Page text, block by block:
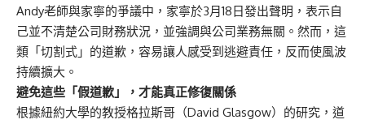
Andy老師與家寧的爭議中，家寧於3月18日發出聲明，表示自
己並不清楚公司財務狀況，並強調與公司業務無關。然而，這
類「切割式」的道歉，容易讓人感受到逃避責任，反而使風波
持續擴大。
避免這些「假道歉」，才能真正修復關係
根據紐約大學的教授格拉斯哥（David Glasgow）的研究，道